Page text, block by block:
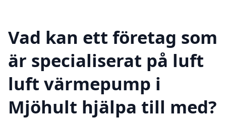
Vad kan ett företag som
är specialiserat på luft
luft värmepump i
Mjöhult hjälpa till med?